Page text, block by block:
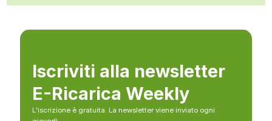
Iscriviti alla newsletter
E-Ricarica Weekly
L’iscrizione è gratuita. La newsletter viene inviato ogni